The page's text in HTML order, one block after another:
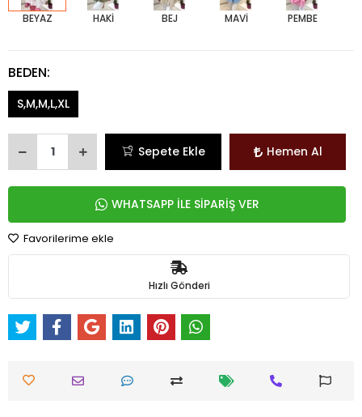
BEYAZ HAKİ BEJ MAVİ PEMBE
BEDEN:
S,M,M,L,XL
Sepete Ekle Hemen Al
WHATSAPP İLE SİPARİŞ VER
Favorilerime ekle
Hızlı Gönderi